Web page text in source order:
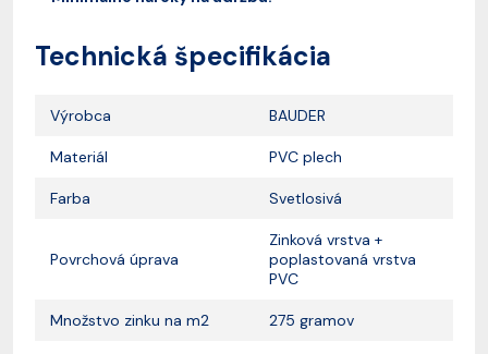
Technická špecifikácia
Výrobca BAUDER
Materiál PVC plech
Farba Svetlosivá
Povrchová úprava
Zinková vrstva +
poplastovaná vrstva
PVC
Množstvo zinku na m2 275 gramov